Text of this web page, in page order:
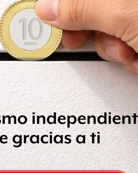
de buceo
eléctrica de
Mayo, ambas
del cerebro